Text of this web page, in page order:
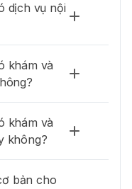
dịch vụ nội
khám và
khám và
không?
bản cho